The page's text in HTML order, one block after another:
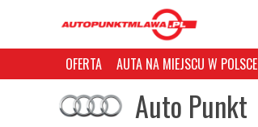
OFERTA AUTA NA MIEJSCU W POLSCE
Auto Punkt